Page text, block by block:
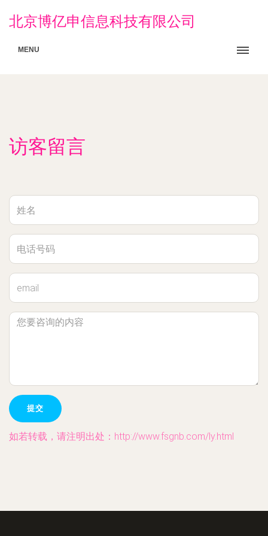
北京博亿申信息科技有限公司
MENU
访客留言
如若转载，请注明出处：http://www.fsgnb.com/ly.html